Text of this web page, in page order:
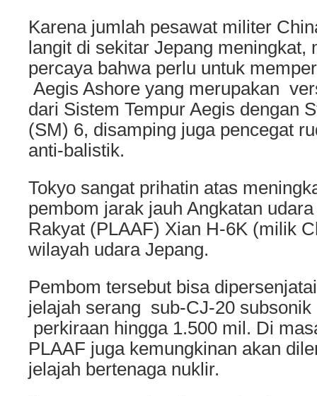
Karena jumlah pesawat militer
langit di sekitar Jepang meningkat,
percaya bahwa perlu untuk
Aegis Ashore yang merupakan
dari Sistem Tempur Aegis dengan
(SM) 6, disamping juga pencegat
anti-balistik.
Tokyo sangat prihatin atas
pembom jarak jauh Angkatan
Rakyat (PLAAF) Xian H-6K (milik
wilayah udara Jepang.
Pembom tersebut bisa
jelajah serang sub-CJ-20 subsonik
perkiraan hingga 1.500 mil. Di
PLAAF juga kemungkinan akan
jelajah bertenaga nuklir.